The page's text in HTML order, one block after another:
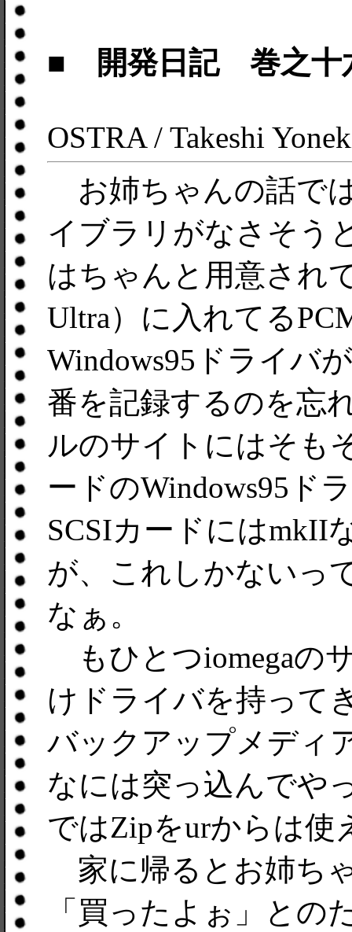
■ 開発日記 巻之十
OSTRA / Takeshi
お姉ちゃんの話で
イブラリがなさそう
はちゃんと用意され
Ultra）に入れてる
Windows95ドライバ
番を記録するのを忘
ルのサイトにはそも
ードのWindows95ド
SCSIカードにはmkII
が、これしかないっ
なぁ。
もひとつiomegaの
けドライバを持って
バックアップメディ
なには突っ込んでや
ではZipをurからは使
家に帰るとお姉ち
「買ったよぉ」との